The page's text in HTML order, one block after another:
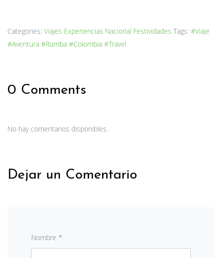
Categories: Viajes Experiencias Nacional Festividades Tags: #Viaje
#Aventura #Rumba #Colombia #Travel
0 Comments
No hay comentarios disponibles.
Dejar un Comentario
Nombre *